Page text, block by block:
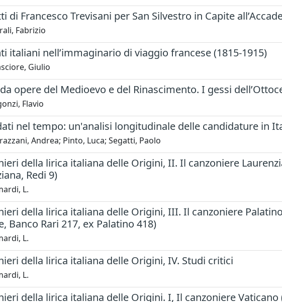
di Francesco Trevisani per San Silvestro in Capite
Fabrizio
italiani nell’immaginario di viaggio francese (1815-1915)
Giulio
opere del Medioevo e del Rinascimento. I gessi
Flavio
nel tempo: un'analisi longitudinale delle candidature in
Andrea; Pinto, Luca; Segatti, Paolo
della lirica italiana delle Origini, II. Il canzoniere
Redi 9)
L.
della lirica italiana delle Origini, III. Il canzoniere
Banco Rari 217, ex Palatino 418)
L.
della lirica italiana delle Origini, IV. Studi critici
L.
della lirica italiana delle Origini. I, Il canzoniere Vaticano